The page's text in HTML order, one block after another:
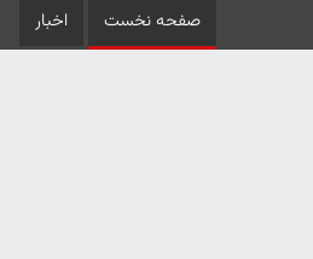
صفحه نخست اخبار